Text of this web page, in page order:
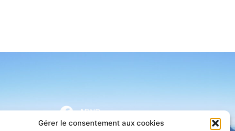
Gérer le consentement aux cookies
APNP